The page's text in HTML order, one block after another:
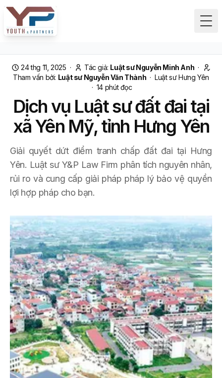
24 thg 11, 2025 · Tác giả: Luật sư Nguyễn Minh Anh ·
Tham vấn bởi: Luật sư Nguyễn Văn Thành ·Luật sư Hưng Yên
· 14 phút đọc
Dịch vụ Luật sư đất đai tại
xã Yên Mỹ, tỉnh Hưng Yên
Giải quyết dứt điểm tranh chấp đất đai tại Hưng
Yên. Luật sư Y&P Law Firm phân tích nguyên nhân,
rủi ro và cung cấp giải pháp pháp lý bảo vệ quyền
lợi hợp pháp cho bạn.